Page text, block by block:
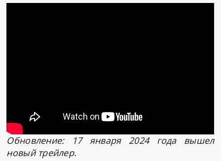
Обновление: 17 января 2024 года вышел
новый трейлер.